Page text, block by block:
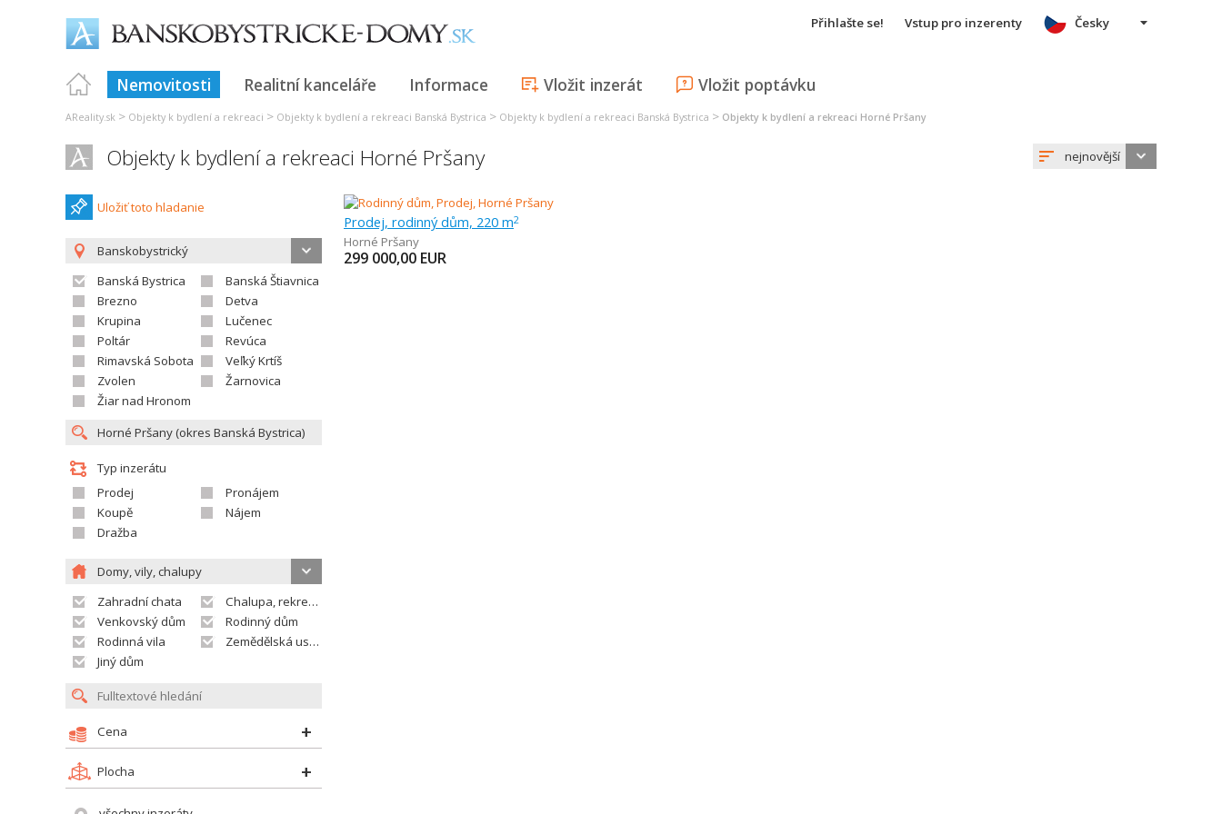
Přihlašte se! Vstup pro inzerenty
Nemovitosti Realitní kanceláře Informace Vložit inzerát Vložit poptávku
Česky
AReality.sk > Objekty k bydlení a rekreaci > Objekty k bydlení a rekreaci Banská Bystrica > Objekty k bydlení a rekreaci Banská Bystrica > Objekty k bydlení a rekreaci Horné Pršany
Objekty k bydlení a rekreaci Horné Pršany nejnovější
Uložiť toto hladanie
Banskobystrický
Banská Bystrica
Banská Štiavnica
Brezno
Detva
Krupina
Lučenec
Poltár
Revúca
Rimavská Sobota
Veľký Krtíš
Zvolen
Žarnovica
Žiar nad Hronom
Typ inzerátu
Prodej
Pronájem
Koupě
Nájem
Dražba
Domy, vily, chalupy
Zahradní chata
Chalupa, rekreační domek
Venkovský dům
Rodinný dům
Rodinná vila
Zemědělská usedlost
Jiný dům
Cena
Plocha
Prodej, rodinný dům, 220 m2
Horné Pršany
299 000,00 EUR